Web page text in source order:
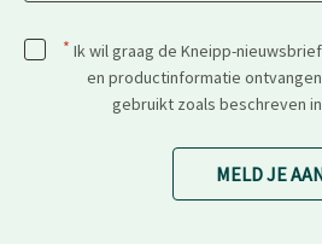
* Ik wil graag de Kneipp-
en productinformatie
gebruikt zoals beschreven
MELD JE